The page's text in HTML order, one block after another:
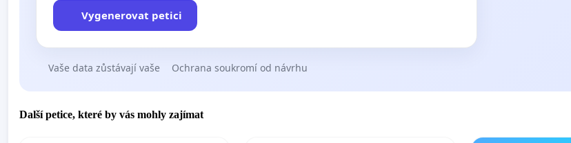
Vygenerovat petici
Vaše data zůstávají vaše Ochrana soukromí od návrhu
Další petice, které by vás mohly zajímat